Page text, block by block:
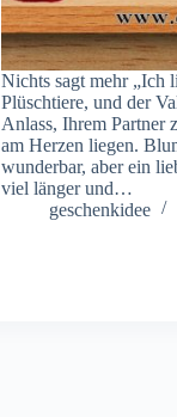
Nichts sagt mehr „Ich
Plüschtiere, und der
Anlass, Ihrem Partner
am Herzen liegen.
wunderbar, aber ein
viel länger und…
geschenkidee